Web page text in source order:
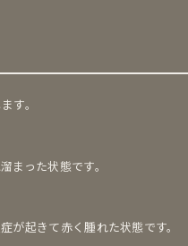
す。
まった状態です。
が起きて赤く腫れた状態です。